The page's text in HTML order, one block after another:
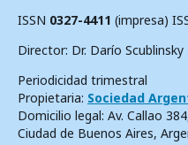
ISSN 0327-4411 (impresa)
Director: Dr. Darío Scublinsky
Periodicidad trimestral
Propietaria: Sociedad
Domicilio legal: Av. Callao
Ciudad de Buenos Aires,